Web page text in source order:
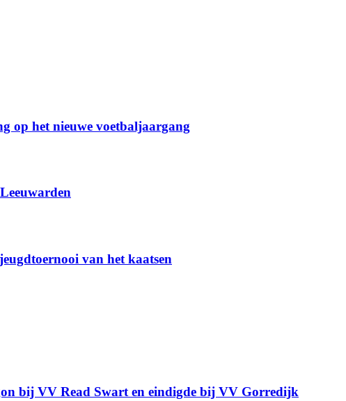
op het nieuwe voetbaljaargang
van het kaatsen
bij VV Read Swart en eindigde bij VV Gorredijk